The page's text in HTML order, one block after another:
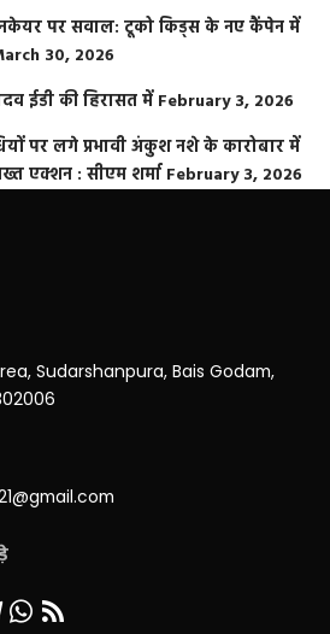
पर सवाल: टूको किड्स के नए कैंपेन में
30, 2026
ईडी की हिरासत में February 3, 2026
पर लगे प्रभावी अंकुश नशे के कारोबार में
एक्शन : सीएम शर्मा February 3, 2026
Sudarshanpura, Bais Godam,